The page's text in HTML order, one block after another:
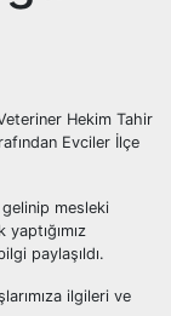
Hekim Tahir
Evciler İlçe
mesleki
yaptığımız
paylaşıldı.
ilgileri ve